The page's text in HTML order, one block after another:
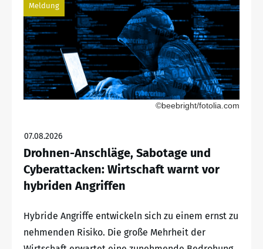
Meldung
©beebright/fotolia.com
07.08.2026
Drohnen-Anschläge, Sabotage und
Cyberattacken: Wirtschaft warnt vor
hybriden Angriffen
Hybride Angriffe entwickeln sich zu einem ernst zu
nehmenden Risiko. Die große Mehrheit der